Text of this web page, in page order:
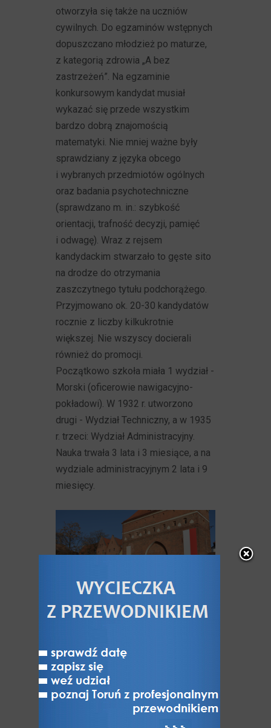
otworzyła się także na uczniów
cywilnych. Do egzaminów wstępnych
dopuszczano młodzież po maturze,
z kategorią zdrowia „A bez
zastrzeżeń”. Na egzaminie
konkursowym kandydat musiał
wykazać się przede wszystkim
bardzo dobrą znajomością
matematyki. Nie mniej ważne były
sprawdziany z języka obcego
i wybranych przedmiotów ogólnych
oraz badania psychotechniczne
(sprawdzano m. in.: szybkość
orientacji, trafność decyzji, pamięć
i odwagę). Wraz z rejsem
kandydackim stwarzało to gęste sito
na drodze do otrzymania
zaszczytnego tytułu podchorążego.
Przyjmowano ok. 20-30 kandydatów
rocznie z liczby kilkukrotnie
większej. Nie wszyscy docierali
również do promocji.
Początkowo szkoła miała 1 wydział -
Morski (oficerowie nawigacyjno-
pokładowi). W 1932 r. utworzono
drugi - Wydział Techniczny, a w 1935
r. trzeci: Wydział Administracyjny.
Nauka trwała 3 lata i 3 miesiące, a na
wydziale administracyjnym 2 lata i 9
miesięcy.
w sąsiedztwie dawnej siedziby
Oficerskiej Szkoły Marynarki
Wojennej nadano nazwę
upamiętniającą istnienie w Toruniu tej